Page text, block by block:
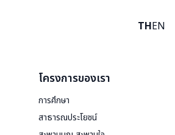
THEN
โครงการของเรา
การศึกษา
สาธารณประโยชน์